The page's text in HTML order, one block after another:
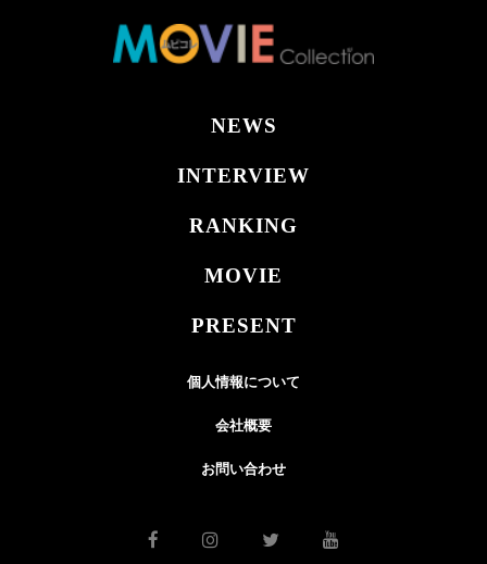
NEWS
INTERVIEW
RANKING
MOVIE
PRESENT
個人情報について
会社概要
お問い合わせ